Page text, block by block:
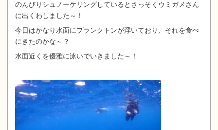
のんびりシュノーケリングしているとさっそくウミガメさん
に出くわしました～！
今日はかなり水面にプランクトンが浮いており、それを食べ
にきたのかな～？
水面近くを優雅に泳いでいきました～！